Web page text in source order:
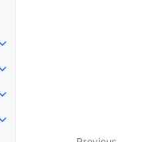
Toggle navigation of Edição
Toggle navigation of Misturar
Toggle navigation of
Toggle navigation of